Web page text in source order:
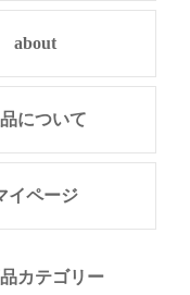
about
について
イページ
カテゴリー